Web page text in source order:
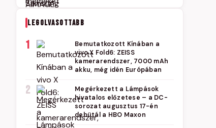
LEGOLVASOTTABB
1
Bemutatkozott Kínában a
vivo X Fold6: ZEISS
kamerarendszer, 7000 mAh
akku, még idén Európában
2
Megérkezett a Lámpások
hivatalos előzetese – a DC-
sorozat augusztus 17-én
debütál a HBO Maxon